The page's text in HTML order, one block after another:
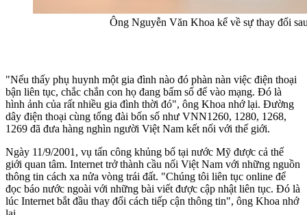
Ông Nguyễn Văn Khoa kể về sự thay đổi
"Nếu thấy phụ huynh một gia đình nào đó phàn nàn việc điện thoại
bận liên tục, chắc chắn con họ đang bấm số để vào mạng. Đó là
hình ảnh của rất nhiều gia đình thời đó", ông Khoa nhớ lại. Đường
dây điện thoại cùng tổng đài bốn số như VNN1260, 1280, 1268,
1269 đã đưa hàng nghìn người Việt Nam kết nối với thế giới.
Ngày 11/9/2001, vụ tấn công khủng bố tại nước Mỹ được cả thế
giới quan tâm. Internet trở thành cầu nối Việt Nam với những nguồn
thông tin cách xa nửa vòng trái đất. "Chúng tôi liên tục online để
đọc báo nước ngoài với những bài viết được cập nhật liên tục. Đó là
lúc Internet bắt đầu thay đổi cách tiếp cận thông tin", ông Khoa nhớ